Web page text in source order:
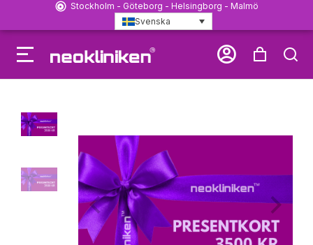
Stockholm - Göteborg - Helsingborg - Malmö
Svenska